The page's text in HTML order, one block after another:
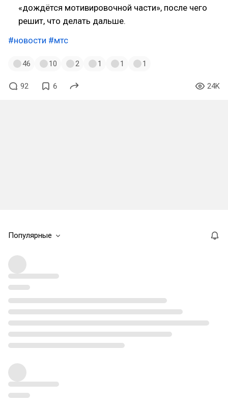
«дождётся мотивировочной части», после чего
решит, что делать дальше.
#новости #мтс
46 10 2 1 1 1
92 6 24K
Популярные